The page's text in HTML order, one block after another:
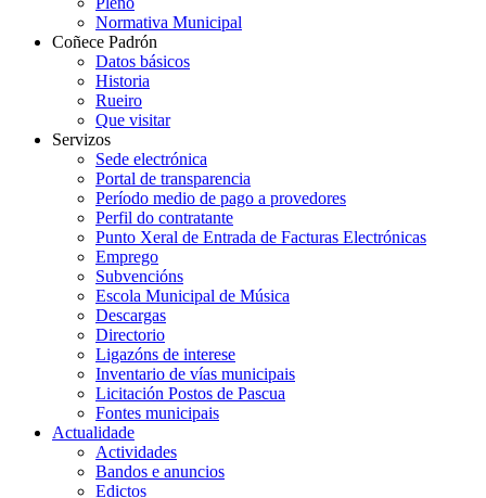
Normativa Municipal
Coñece Padrón
Datos básicos
Historia
Rueiro
Que visitar
Servizos
Sede electrónica
Portal de transparencia
Período medio de pago a provedores
Perfil do contratante
Punto Xeral de Entrada de Facturas Electrónicas
Emprego
Subvencións
Escola Municipal de Música
Descargas
Directorio
Ligazóns de interese
Inventario de vías municipais
Licitación Postos de Pascua
Fontes municipais
Actualidade
Actividades
Bandos e anuncios
Edictos